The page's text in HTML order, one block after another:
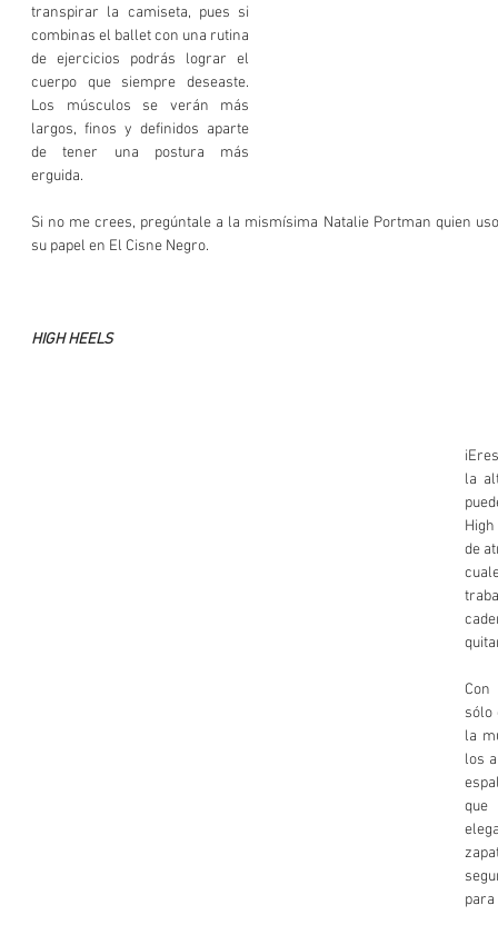
transpirar la camiseta, pues si
combinas el ballet con una rutina
de ejercicios podrás lograr el
cuerpo que siempre deseaste.
Los músculos se verán más
largos, finos y definidos aparte
de tener una postura más
erguida.
Si no me crees, pregúntale a la mismísima Natalie Portman quien
su papel en El Cisne Negro.
HIGH HEELS
la
de
sólo
la
los